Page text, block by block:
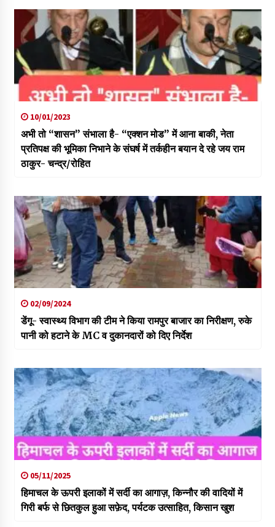
10/01/2023
अभी तो “शासन” संभाला है- “एक्शन मोड” में आना बाकी, नेता
प्रतिपक्ष की भूमिका निभाने के संघर्ष में तर्कहीन बयान दे रहे जय राम
ठाकुर- चन्द्र/रोहित
02/09/2024
डेंगू- स्वास्थ्य विभाग की टीम ने किया रामपुर बाजार का निरीक्षण, रुके
पानी को हटाने के MC व दुकानदारों को दिए निर्देश
05/11/2025
हिमाचल के ऊपरी इलाकों में सर्दी का आगाज़, किन्नौर की वादियों में
गिरी बर्फ से छितकुल हुआ सफ़ेद, पर्यटक उत्साहित, किसान खुश